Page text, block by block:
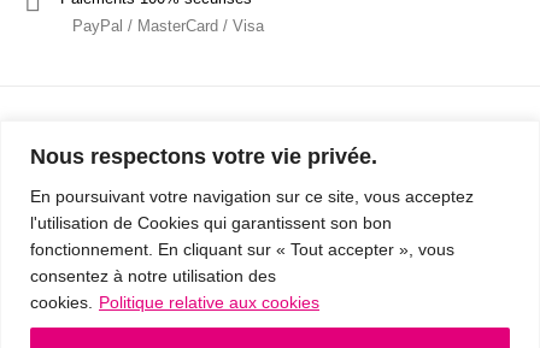
Nous respectons votre vie privée.
En poursuivant votre navigation sur ce site, vous acceptez
l'utilisation de Cookies qui garantissent son bon
fonctionnement. En cliquant sur « Tout accepter », vous
consentez à notre utilisation des
cookies.
Politique relative aux cookies
PayPal / MasterCard / Visa
Mentions Légales
Politique de confidentialité / RGPD
Conditions Générales de Vente
© 2019 - Cousins & Cousines